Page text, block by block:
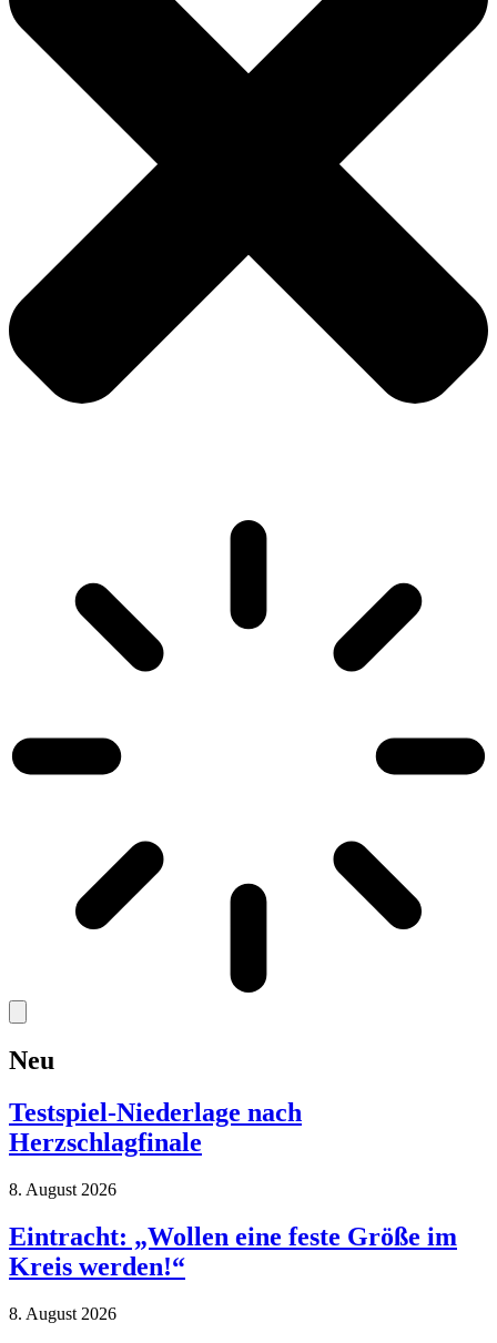
Neu
Testspiel-Niederlage nach
Herzschlagfinale
8. August 2026
Eintracht: „Wollen eine feste Größe im
Kreis werden!“
8. August 2026